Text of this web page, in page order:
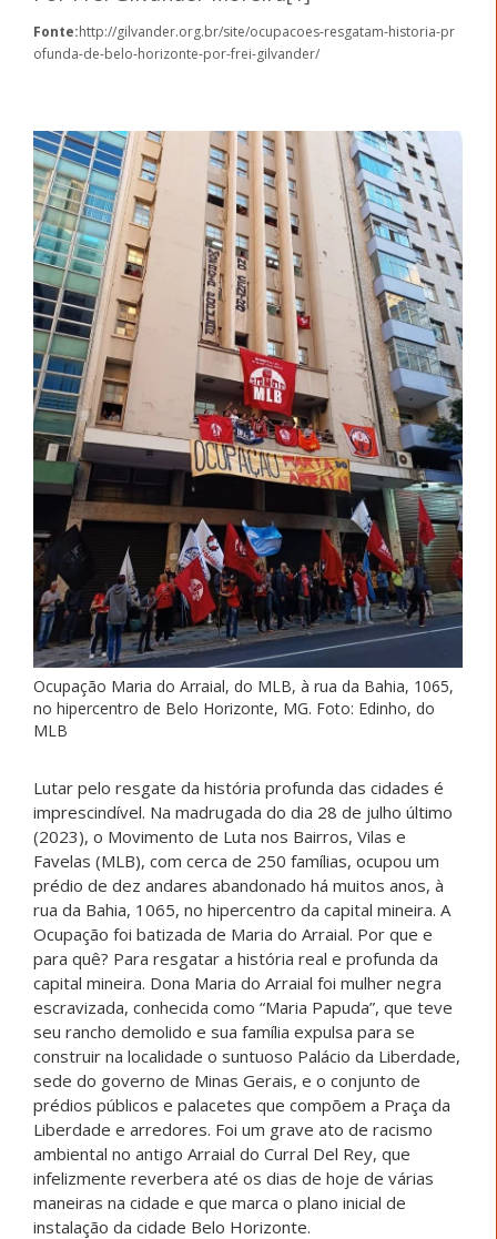
Fonte:http://gilvander.org.br/site/ocupacoes-resgatam-historia-pr
ofunda-de-belo-horizonte-por-frei-gilvander/
Ocupação Maria do Arraial, do MLB, à rua da Bahia, 1065,
no hipercentro de Belo Horizonte, MG. Foto: Edinho, do
MLB
Lutar pelo resgate da história profunda das cidades é
imprescindível. Na madrugada do dia 28 de julho último
(2023), o Movimento de Luta nos Bairros, Vilas e
Favelas (MLB), com cerca de 250 famílias, ocupou um
prédio de dez andares abandonado há muitos anos, à
rua da Bahia, 1065, no hipercentro da capital mineira. A
Ocupação foi batizada de Maria do Arraial. Por que e
para quê? Para resgatar a história real e profunda da
capital mineira. Dona Maria do Arraial foi mulher negra
escravizada, conhecida como “Maria Papuda”, que teve
seu rancho demolido e sua família expulsa para se
construir na localidade o suntuoso Palácio da Liberdade,
sede do governo de Minas Gerais, e o conjunto de
prédios públicos e palacetes que compõem a Praça da
Liberdade e arredores. Foi um grave ato de racismo
ambiental no antigo Arraial do Curral Del Rey, que
infelizmente reverbera até os dias de hoje de várias
maneiras na cidade e que marca o plano inicial de
instalação da cidade Belo Horizonte.